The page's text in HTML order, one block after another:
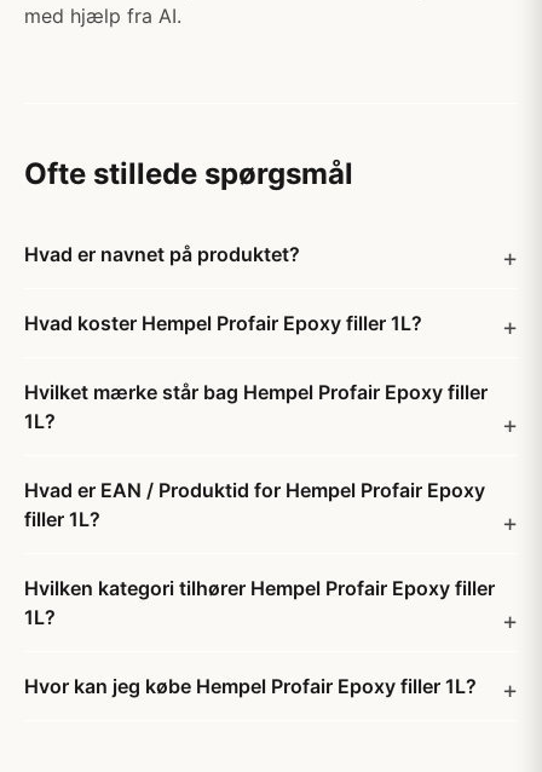
med hjælp fra AI.
Ofte stillede spørgsmål
Hvad er navnet på produktet?
Hvad koster Hempel Profair Epoxy filler 1L?
Hvilket mærke står bag Hempel Profair Epoxy filler
1L?
Hvad er EAN / Produktid for Hempel Profair Epoxy
filler 1L?
Hvilken kategori tilhører Hempel Profair Epoxy filler
1L?
Hvor kan jeg købe Hempel Profair Epoxy filler 1L?